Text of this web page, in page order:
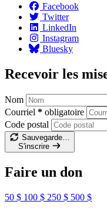
Facebook
Twitter
LinkedIn
Instagram
Bluesky
Recevoir les
Nom
Courriel * obligatoire
Code postal
Sauvegarde…
S'inscrire
Faire un don
50 $ 100 $ 250 $ 500 $